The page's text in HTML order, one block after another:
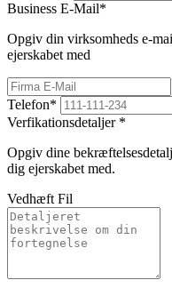
Business E-Mail*
Opgiv din virksomheds e-
ejerskabet med
Telefon*
Verfikationsdetaljer *
Opgiv dine
dig ejerskabet med.
Vedhæft Fil